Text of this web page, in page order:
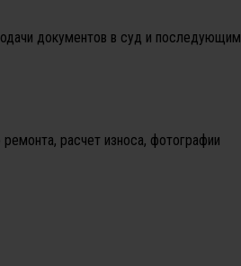
документов в суд и последующим
расчет износа, фотографии